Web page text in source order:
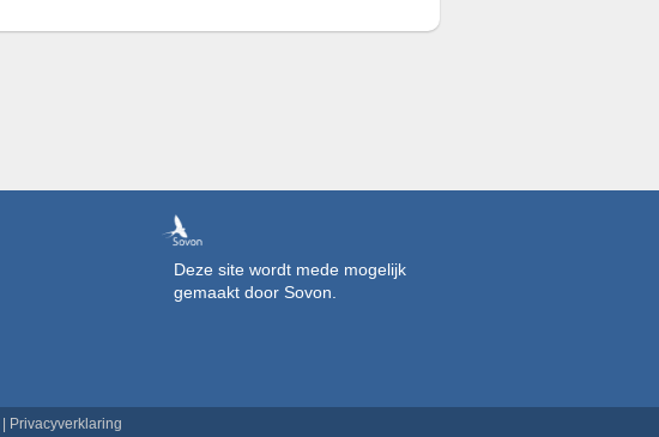
Deze site wordt mede mogelijk
gemaakt door Sovon.
Privacyverklaring